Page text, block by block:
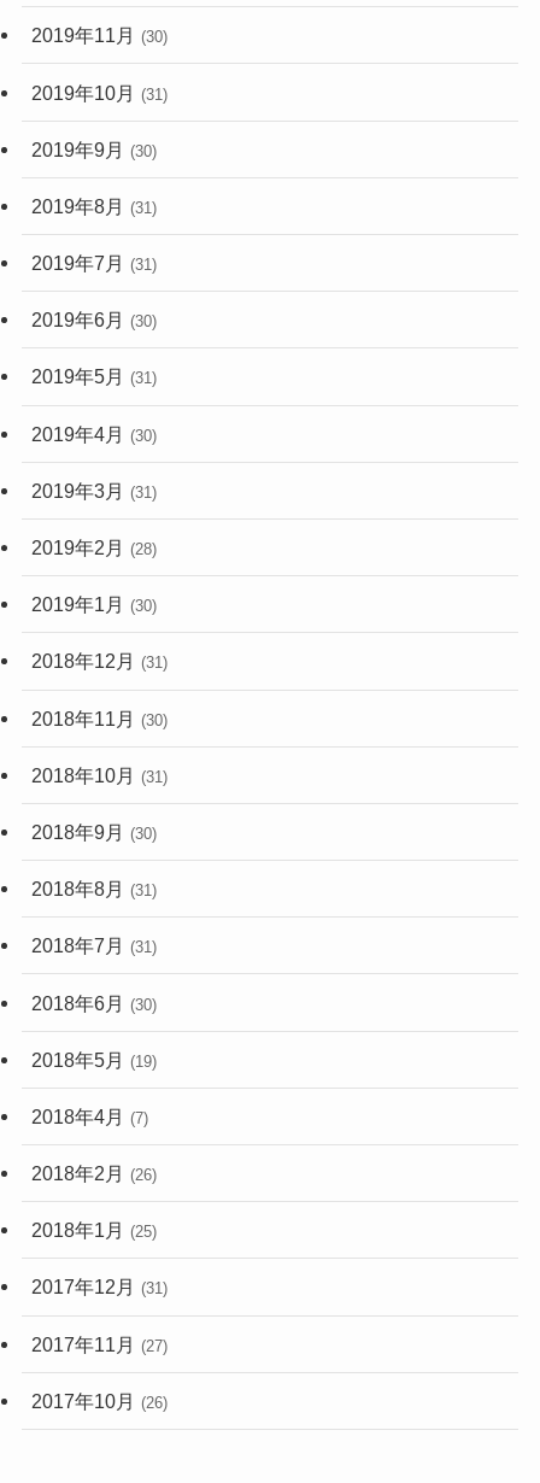
2019年11月 (30)
2019年10月 (31)
2019年9月 (30)
2019年8月 (31)
2019年7月 (31)
2019年6月 (30)
2019年5月 (31)
2019年4月 (30)
2019年3月 (31)
2019年2月 (28)
2019年1月 (30)
2018年12月 (31)
2018年11月 (30)
2018年10月 (31)
2018年9月 (30)
2018年8月 (31)
2018年7月 (31)
2018年6月 (30)
2018年5月 (19)
2018年4月 (7)
2018年2月 (26)
2018年1月 (25)
2017年12月 (31)
2017年11月 (27)
2017年10月 (26)